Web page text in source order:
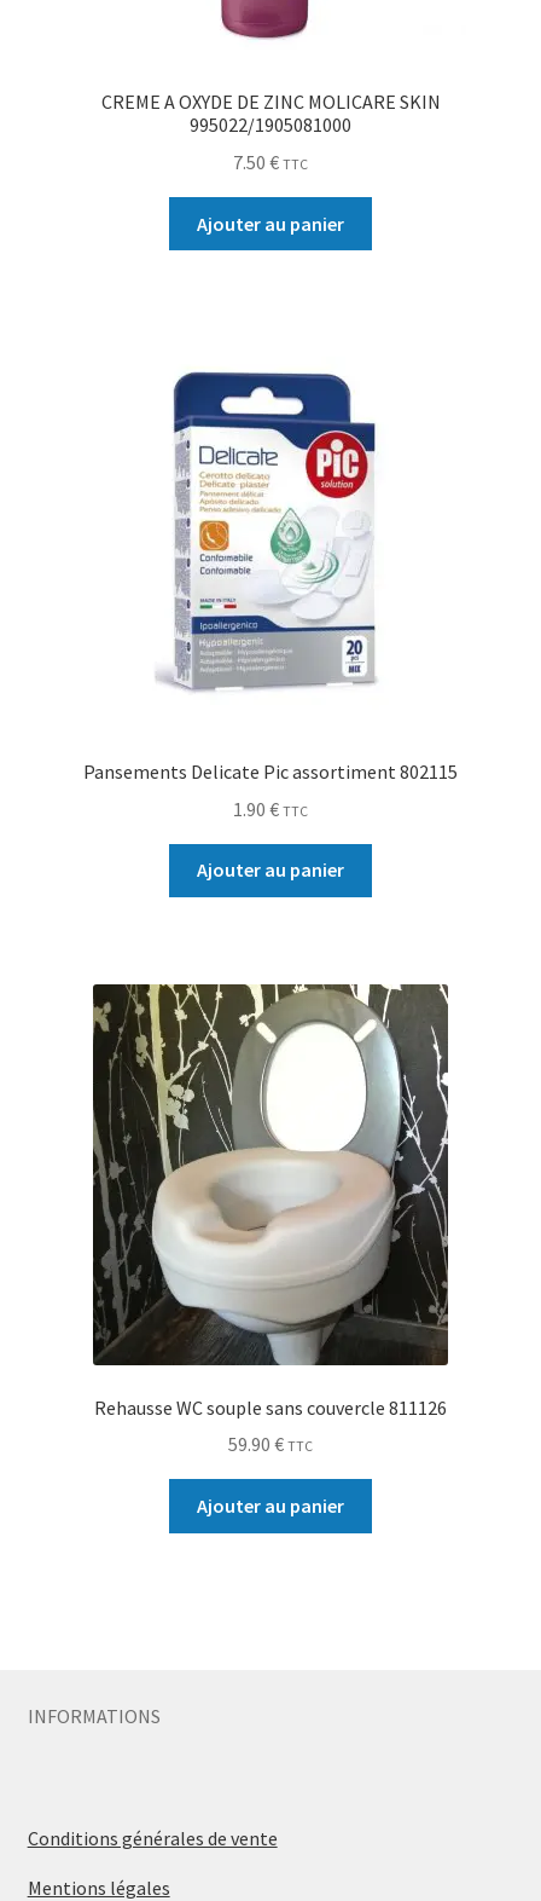
CREME A OXYDE DE ZINC MOLICARE SKIN
995022/1905081000
7.50 € TTC
Ajouter au panier
Pansements Delicate Pic assortiment 802115
1.90 € TTC
Ajouter au panier
Rehausse WC souple sans couvercle 811126
59.90 € TTC
Ajouter au panier
INFORMATIONS
Conditions générales de vente
Mentions légales